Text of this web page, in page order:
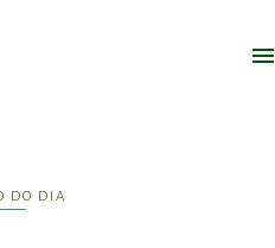
DO DIA